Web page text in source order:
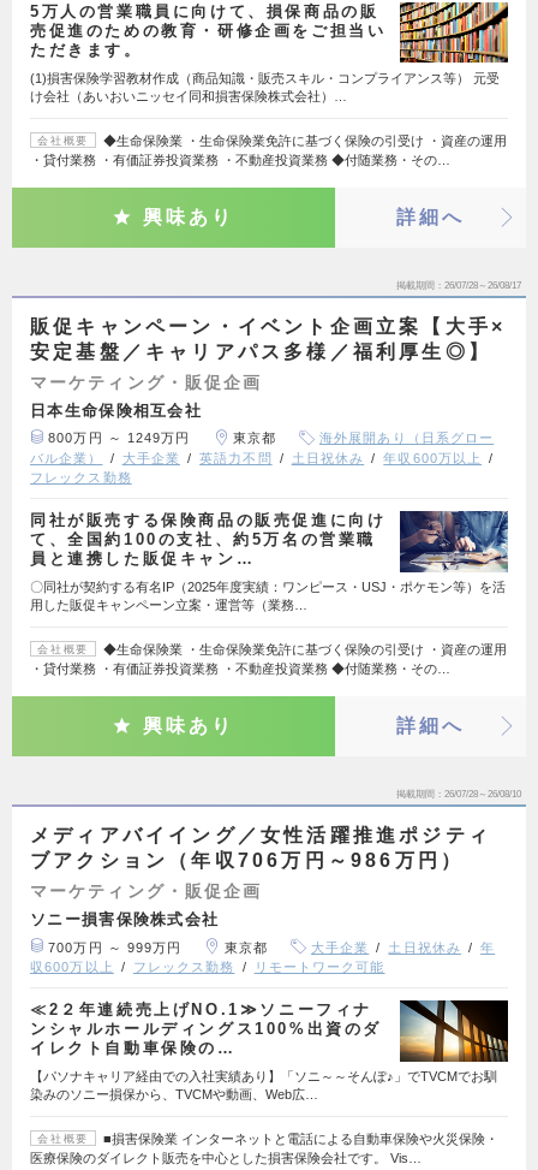
5万人の営業職員に向けて、損保商品の販
売促進のための教育・研修企画をご担当い
ただきます。
(1)損害保険学習教材作成（商品知識・販売スキル・コンプライアンス等） 元受
け会社（あいおいニッセイ同和損害保険株式会社）…
会社概要
◆生命保険業 ・生命保険業免許に基づく保険の引受け ・資産の運用
・貸付業務 ・有価証券投資業務 ・不動産投資業務 ◆付随業務・その…
興味あり 詳細へ
掲載期間 26/07/28～26/08/17
販促キャンペーン・イベント企画立案【大手×
安定基盤／キャリアパス多様／福利厚生◎】
マーケティング・販促企画
日本生命保険相互会社
800万円 ～ 1249万円 東京都
海外展開あり（日系グロー
バル企業）
大手企業 英語力不問 土日祝休み
年収600万以上
フレックス勤務
同社が販売する保険商品の販売促進に向け
て、全国約100の支社、約5万名の営業職
員と連携した販促キャン…
〇同社が契約する有名IP（2025年度実績：ワンピース・USJ・ポケモン等）を活
用した販促キャンペーン立案・運営等（業務…
会社概要
◆生命保険業 ・生命保険業免許に基づく保険の引受け ・資産の運用
・貸付業務 ・有価証券投資業務 ・不動産投資業務 ◆付随業務・その…
興味あり 詳細へ
掲載期間 26/07/28～26/08/10
メディアバイイング／女性活躍推進ポジティ
ブアクション（年収706万円～986万円）
マーケティング・販促企画
ソニー損害保険株式会社
700万円 ～ 999万円 東京都 大手企業 土日祝休み
年
収600万以上
フレックス勤務 リモートワーク可能
≪2２年連続売上げNO.1≫ソニーフィナ
ンシャルホールディングス100%出資のダ
イレクト自動車保険の…
【パソナキャリア経由での入社実績あり】「ソニ～～そんぽ♪」でTVCMでお馴
染みのソニー損保から、TVCMや動画、Web広…
会社概要
■損害保険業 インターネットと電話による自動車保険や火災保険・
医療保険のダイレクト販売を中心とした損害保険会社です。 Vis…